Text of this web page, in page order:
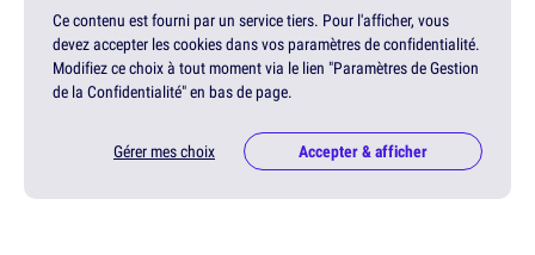
Ce contenu est fourni par un service tiers. Pour l'afficher, vous
devez accepter les cookies dans vos paramètres de confidentialité.
Modifiez ce choix à tout moment via le lien "Paramètres de Gestion
de la Confidentialité" en bas de page.
Gérer mes choix Accepter & afficher